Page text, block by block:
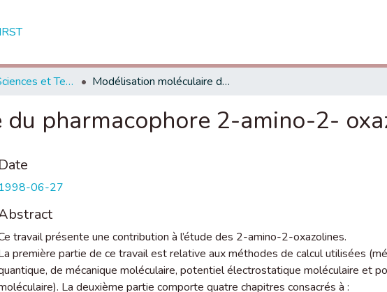
Faculté des Sciences et Techniques - Marrakech Modélisation moléculaire du pharmacophore 2-amino-2- oxazoline
pharmacophore 2-amino-2-
Date
1998-06-27
travail présente une contribution à l’étude des 2-amino-2-oxazolines.
première partie de ce travail est relative aux méthodes de calcul utilisées
de mécanique moléculaire, potentiel électrostatique moléculaire et
La deuxième partie comporte quatre chapitres consacrés à :